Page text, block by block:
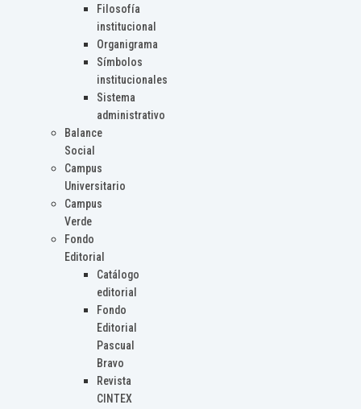
Filosofía
institucional
Organigrama
Símbolos
institucionales
Sistema
administrativo
Balance
Social
Campus
Universitario
Campus
Verde
Fondo
Editorial
Catálogo
editorial
Fondo
Editorial
Pascual
Bravo
Revista
CINTEX